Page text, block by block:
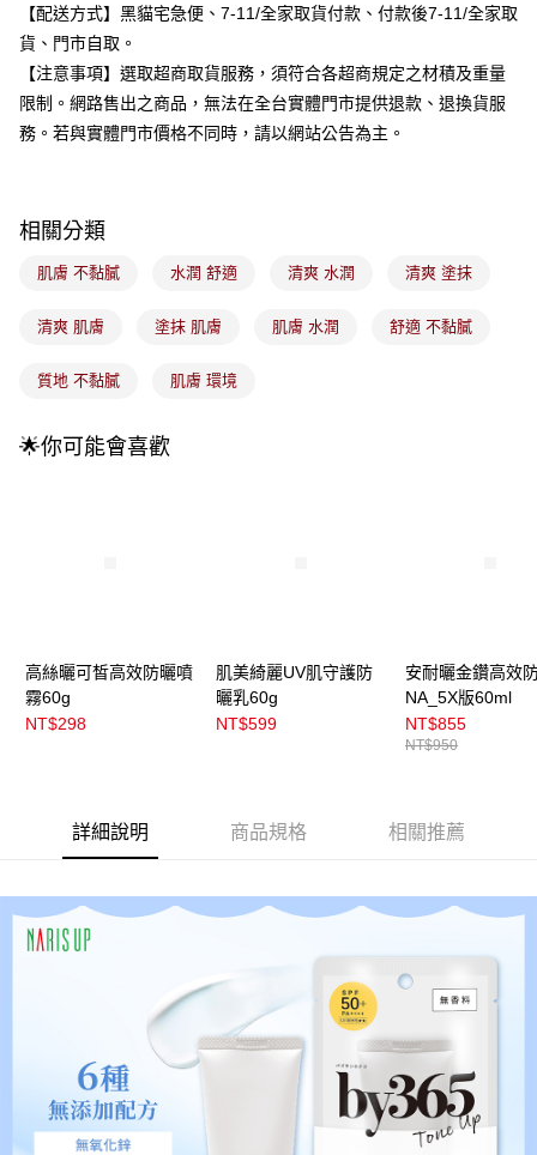
【大哥付你分期使用說明】
1.本服務由台灣大哥大提供，台灣大哥大用戶可立即使用無須另外申請。
2.付款方式選擇「大哥付你分期」，訂單成立後會自動跳轉到大哥付的交易
流程，驗證手機門號後，選擇欲分期的期數、繳款截止日，確認付款後即完
成交易。
3.實際核准額度、可分期數及費用金額請依後續交易確認頁面所載為準。
1.分期款項不併入電信帳單，「大哥付你分期」於每月結算日後寄送繳費提
2.透過簡訊連結打開帳單後，可選擇「超商條碼／台灣大直營門市／銀行轉
用戶於交易時，得透過本服務購買商品或服務，並由商店將買賣／分期付款
資料（包含姓名、電話或地址）提供予台灣大哥大進項蒐集、處理及利用，
ATM付款
運送方式
全家取貨付款
每筆NT$100，滿NT$899(含以上)免運費
每筆NT$100，滿NT$899(含以上)免運費
宅配
【配送方式】黑貓宅急便、7-11/全家取貨付款、付款後7-11/全家取
貨、門市自取。
【注意事項】選取超商取貨服務，須符合各超商規定之材積及重量
限制。網路售出之商品，無法在全台實體門市提供退款、退換貨服
務。若與實體門市價格不同時，請以網站公告為主。
相關分類
肌膚 不黏膩 水潤 舒適 清爽 水潤 清爽 塗抹
清爽 肌膚 塗抹 肌膚 肌膚 水潤 舒適 不黏膩
質地 不黏膩 肌膚 環境
🌟你可能會喜歡
高絲曬可皙高效防曬噴
霧60g
NT$298
肌美綺麗UV肌守護防
曬乳60g
NT$599
安耐曬金鑽高效
NA_5X版60ml
NT$855
NT$950
詳細說明 商品規格 相關推薦